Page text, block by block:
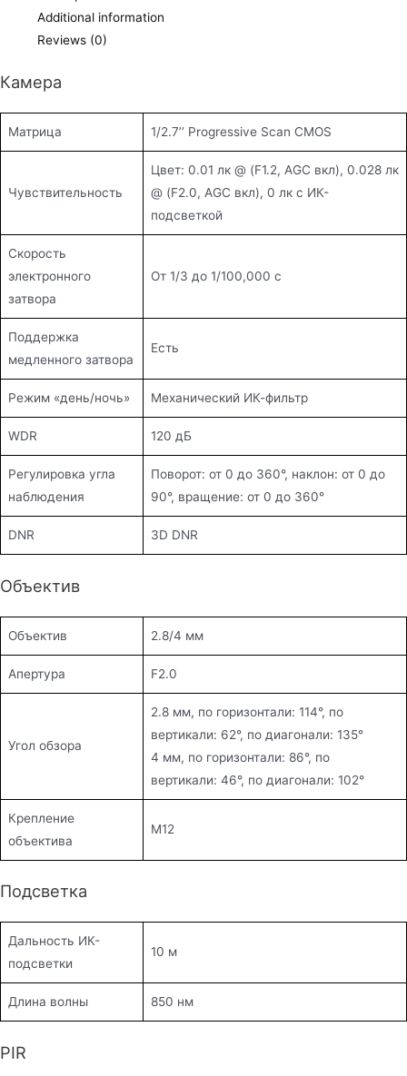
quantityAdditional information
Reviews (0)
Камера
Матрица 1/2.7’’ Progressive Scan CMOS
Чувствительность
Цвет: 0.01 лк @ (F1.2, AGC вкл), 0.028 лк
@ (F2.0, AGC вкл), 0 лк с ИК-
подсветкой
Скорость
электронного
затвора
От 1/3 до 1/100,000 с
Поддержка
медленного затвора
Есть
Режим «день/ночь» Механический ИК-фильтр
WDR 120 дБ
Регулировка угла
наблюдения
Поворот: от 0 до 360°, наклон: от 0 до
90°, вращение: от 0 до 360°
DNR 3D DNR
Объектив
Объектив 2.8/4 мм
Апертура F2.0
Угол обзора
2.8 мм, по горизонтали: 114°, по
вертикали: 62°, по диагонали: 135°
4 мм, по горизонтали: 86°, по
вертикали: 46°, по диагонали: 102°
Крепление
объектива
M12
Подсветка
Дальность ИК-
подсветки
10 м
Длина волны 850 нм
PIR